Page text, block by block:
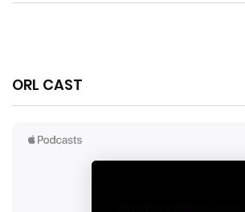
ORL CAST